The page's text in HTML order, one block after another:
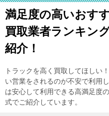
満足度の高いおす
買取業者ランキン
紹介！
トラックを高く買取してほしい
い営業をされるのが不安で利用
は安心して利用できる高満足度
式でご紹介しています。